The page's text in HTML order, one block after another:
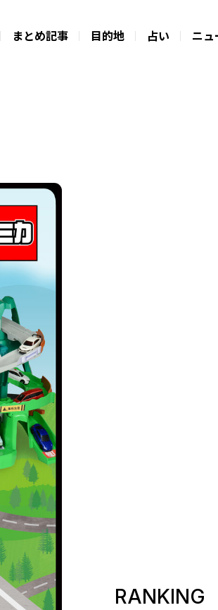
まとめ記事 目的地 占い ニュ
RANKING